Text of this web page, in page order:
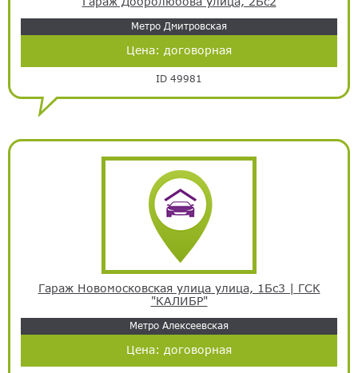
Метро Дмитровская
Цена: договорная
ID 49981
Гараж Новомосковская улица улица, 1Бс3 | ГСК
"КАЛИБР"
Метро Алексеевская
Цена: договорная